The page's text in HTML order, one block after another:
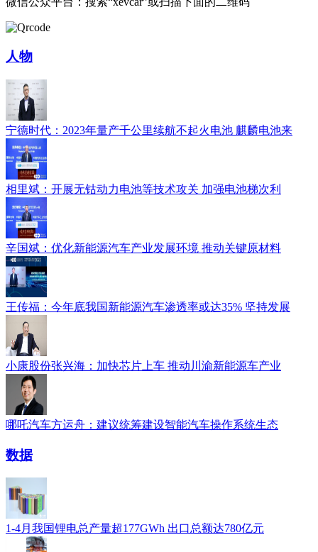
人物
宁德时代：2023年量产千公里续航不起火电池 麒麟电池来
相里斌：开展无钴动力电池等技术攻关 加强电池梯次利
辛国斌：优化新能源汽车产业发展环境 推动关键原材料
王传福：今年底我国新能源汽车渗透率或达35% 坚持发展
小康股份张兴海：加快芯片上车 推动川渝新能源车产业
哪吒汽车方运舟：建议统筹建设智能汽车操作系统生态
数据
1-4月我国锂电总产量超177GWh 出口总额达780亿元